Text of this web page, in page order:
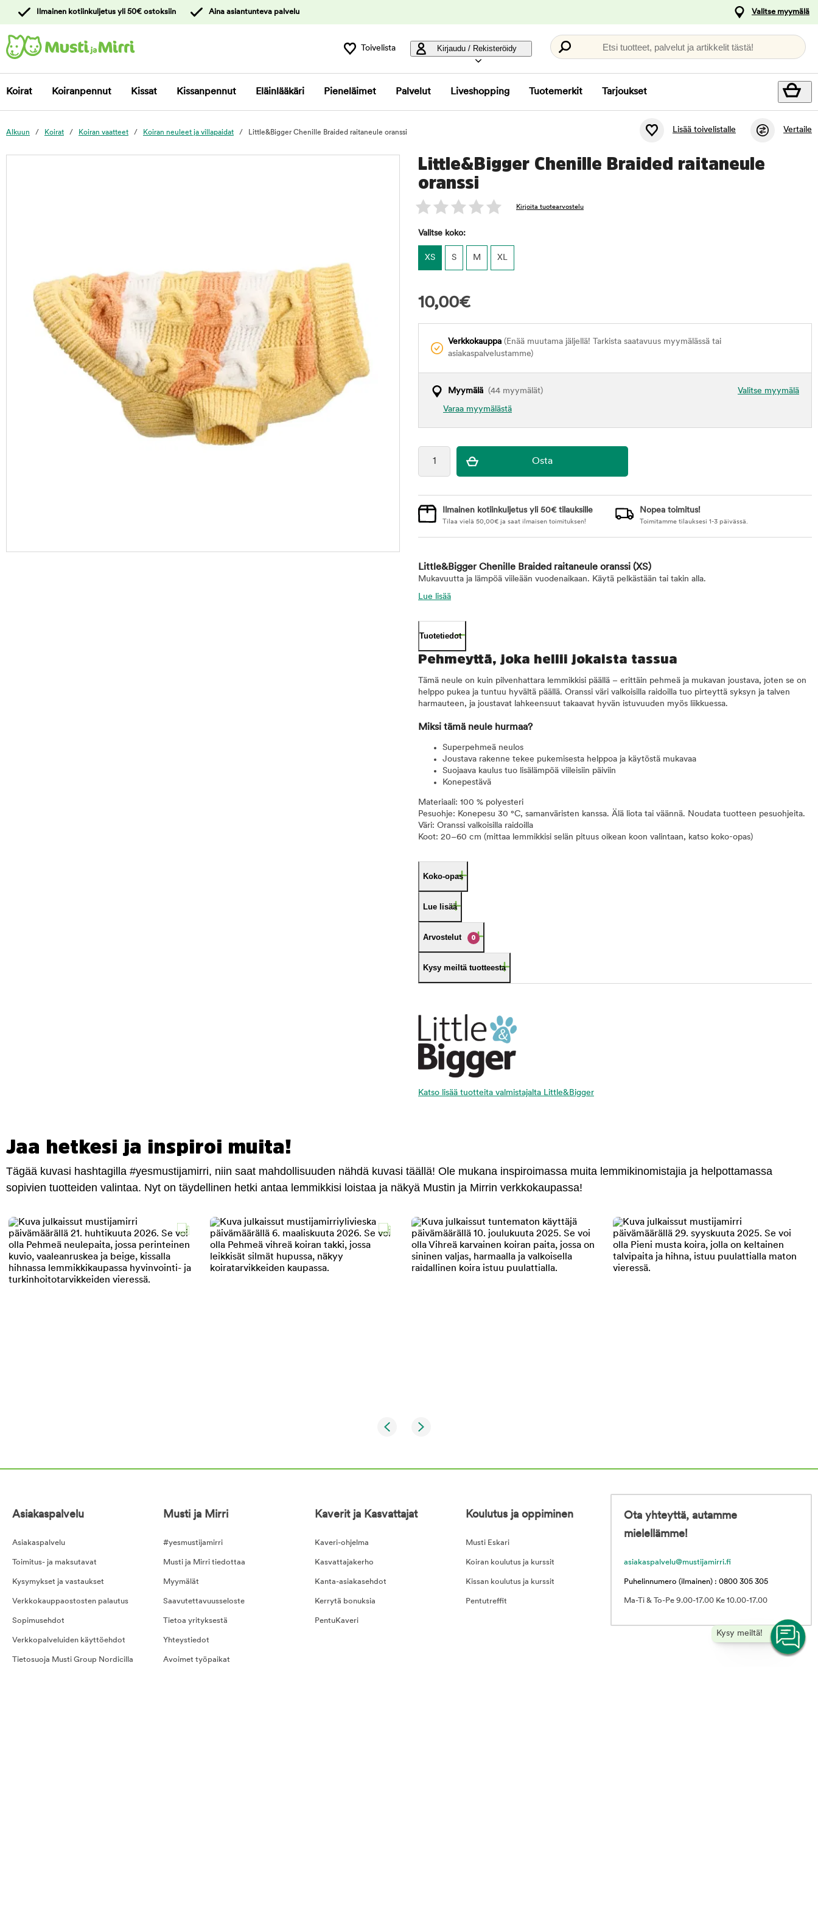
asiakaspalveluun
Ilmainen kotiinkuljetus yli 50€ ostoksiin Aina asiantunteva palvelu Valitse myymälä
Toivelista Kirjaudu / Rekisteröidy Etsi tuotteet, palvelut ja artikkelit tästä!
Koirat Koiranpennut Kissat Kissanpennut Eläinlääkäri Pieneläimet Palvelut Liveshopping Tuotemerkit Tarjoukset
Alkuun Koirat Koiran vaatteet Koiran neuleet ja villapaidat Little&Bigger Chenille Braided raitaneule oranssi Lisää toivelistalle Vertaile
Little&Bigger Chenille Braided raitaneule
oranssi
Kirjoita tuotearvostelu
Valitse koko:
XS S M XL
10,00€
Verkkokauppa (Enää muutama jäljellä! Tarkista saatavuus myymälässä tai
asiakaspalvelustamme)
Valitse myymälä
Myymälä (44 myymälät)
Varaa myymälästä
Ilmainen kotiinkuljetus yli 50€ tilauksille
Tilaa vielä 50,00€ ja saat ilmaisen toimituksen!
Nopea toimitus!
Toimitamme tilauksesi 1-3 päivässä.
Little&Bigger Chenille Braided raitaneule oranssi (XS)
Mukavuutta ja lämpöä viileään vuodenaikaan. Käytä pelkästään tai takin alla.
Lue lisää
Tuotetiedot
Pehmeyttä, joka hellii jokaista tassua
Tämä neule on kuin pilvenhattara lemmikkisi päällä – erittäin pehmeä ja mukavan joustava, joten se on
helppo pukea ja tuntuu hyvältä päällä. Oranssi väri valkoisilla raidoilla tuo pirteyttä syksyn ja talven
harmauteen, ja joustavat lahkeensuut takaavat hyvän istuvuuden myös liikkuessa.
Miksi tämä neule hurmaa?
Superpehmeä neulos
Joustava rakenne tekee pukemisesta helppoa ja käytöstä mukavaa
Suojaava kaulus tuo lisälämpöä viileisiin päiviin
Konepestävä
Materiaali: 100 % polyesteri
Pesuohje: Konepesu 30 °C, samanväristen kanssa. Älä liota tai väännä. Noudata tuotteen pesuohjeita.
Väri: Oranssi valkoisilla raidoilla
Koot: 20–60 cm (mittaa lemmikkisi selän pituus oikean koon valintaan, katso koko-opas)
Koko-opas
Lue lisää
Arvostelut 0
Kysy meiltä tuotteesta
Katso lisää tuotteita valmistajalta Little&Bigger
Jaa hetkesi ja inspiroi muita!
Tägää kuvasi hashtagilla #yesmustijamirri, niin saat mahdollisuuden nähdä kuvasi täällä! Ole mukana inspiroimassa muita lemmikinomistajia ja helpottamassa
sopivien tuotteiden valintaa. Nyt on täydellinen hetki antaa lemmikkisi loistaa ja näkyä Mustin ja Mirrin verkkokaupassa!
Kysy meiltä!
Asiakaspalvelu
Asiakaspalvelu
Toimitus- ja maksutavat
Kysymykset ja vastaukset
Verkkokauppaostosten palautus
Sopimusehdot
Verkkopalveluiden käyttöehdot
Tietosuoja Musti Group Nordicilla
Musti ja Mirri
#yesmustijamirri
Musti ja Mirri tiedottaa
Myymälät
Saavutettavuusseloste
Tietoa yrityksestä
Yhteystiedot
Avoimet työpaikat
Kaverit ja Kasvattajat
Kaveri-ohjelma
Kasvattajakerho
Kanta-asiakasehdot
Kerrytä bonuksia
PentuKaveri
Koulutus ja oppiminen
Musti Eskari
Koiran koulutus ja kurssit
Kissan koulutus ja kurssit
Pentutreffit
Ota yhteyttä, autamme
mielellämme!
asiakaspalvelu@mustijamirri.fi
Puhelinnumero (ilmainen) : 0800 305 305
Ma-Ti & To-Pe 9.00-17.00 Ke 10.00-17.00